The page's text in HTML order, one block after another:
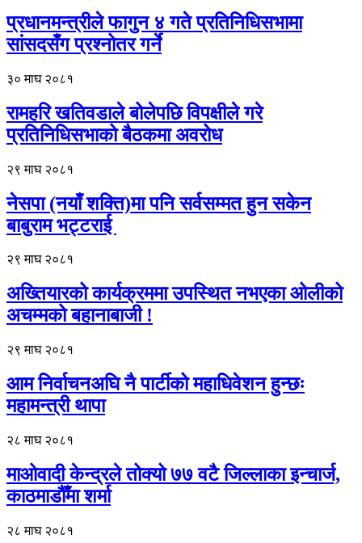
प्रधानमन्त्रीले फागुन ४ गते प्रतिनिधिसभामा
सांसदसँग प्रश्नोतर गर्ने
३० माघ २०८१
रामहरि खतिवडाले बोलेपछि विपक्षीले गरे
प्रतिनिधिसभाको बैठकमा अवरोध
२९ माघ २०८१
नेसपा (नयाँ शक्ति)मा पनि सर्वसम्मत हुन सकेन
बाबुराम भट्टराई
२९ माघ २०८१
अख्तियारको कार्यक्रममा उपस्थित नभएका ओलीको
अचम्मको बहानाबाजी !
२९ माघ २०८१
आम निर्वाचनअघि नै पार्टीको महाधिवेशन हुन्छः
महामन्त्री थापा
२८ माघ २०८१
माओवादी केन्द्रले तोक्यो ७७ वटै जिल्लाका इन्चार्ज,
काठमाडौँमा शर्मा
२८ माघ २०८१